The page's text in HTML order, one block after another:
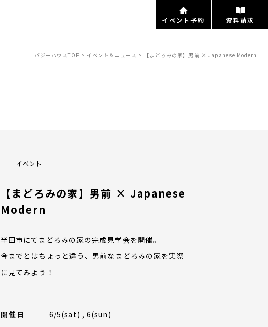
イベント予約 資料請求
バジーハウスTOP > イベント＆ニュース > 【まどろみの家】男前 × Japanese Modern
イベント
【まどろみの家】男前 × Japanese
Modern
半田市にてまどろみの家の完成見学会を開催。
今までとはちょっと違う、男前なまどろみの家を実際
に見てみよう！
開催日 6/5(sat) , 6(sun)